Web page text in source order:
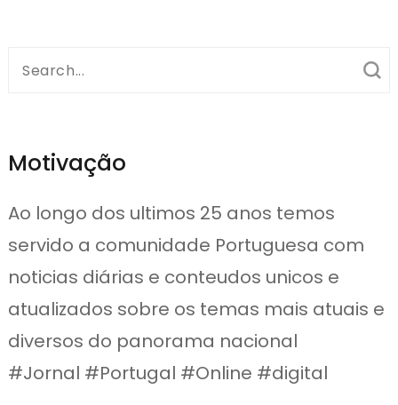
Search
Motivação
Ao longo dos ultimos 25 anos temos
servido a comunidade Portuguesa com
noticias diárias e conteudos unicos e
atualizados sobre os temas mais atuais e
diversos do panorama nacional
#Jornal #Portugal #Online #digital